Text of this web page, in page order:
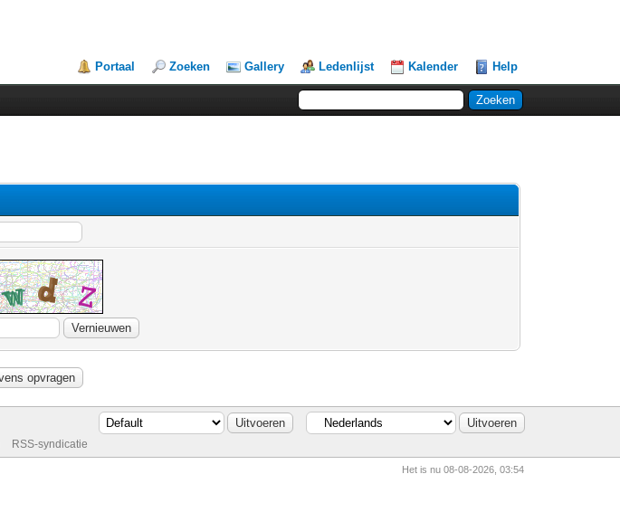
Portaal Zoeken Gallery Ledenlijst Kalender Help
RSS-syndicatie
Het is nu 08-08-2026, 03:54